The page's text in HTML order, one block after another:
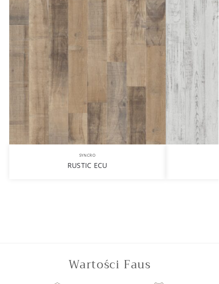
SYNCRO
RUSTIC ECU
Wartości Faus